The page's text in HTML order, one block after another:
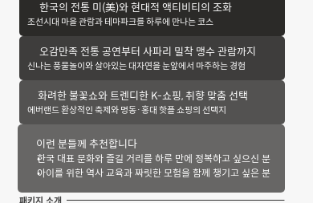
한국의 전통 미(美)와 현대적 액티비티의 조화
조선시대 마을 관람과 테마파크를 하루에 만나는 코스
오감만족 전통 공연부터 사파리 밀착 맹수 관람까지
신나는 풍물놀이와 살아있는 대자연을 눈앞에서 마주하는 경험
화려한 불꽃쇼와 트렌디한 K-쇼핑, 취향 맞춤 선택
에버랜드 환상적인 축제와 명동·홍대 핫플 쇼핑의 선택지
이런 분들께 추천합니다
한국 대표 문화와 즐길 거리를 하루 만에 정복하고 싶으신 분
아이를 위한 역사 교육과 짜릿한 모험을 함께 챙기고 싶은 분
패키지 소개